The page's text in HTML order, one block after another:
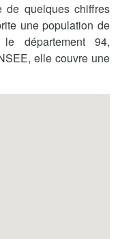
de quelques chiffres
une population de
département 94,
elle couvre une